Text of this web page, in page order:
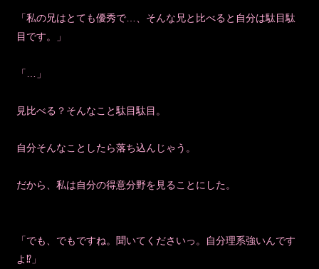
「私の兄はとても優秀で…、そんな兄と比べると自分は駄目駄
目です。」
「…」
見比べる？そんなこと駄目駄目。
自分そんなことしたら落ち込んじゃう。
だから、私は自分の得意分野を見ることにした。
「でも、でもですね。聞いてくださいっ。自分理系強いんです
よ⁉」